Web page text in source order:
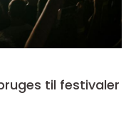
til festivaler